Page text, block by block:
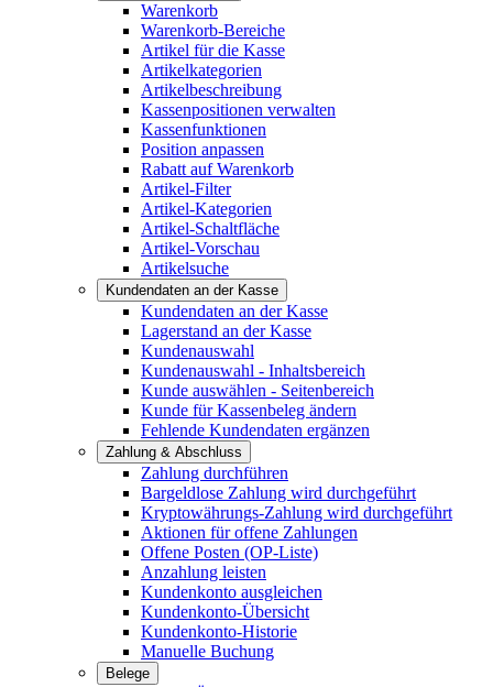
Warenkorb
Warenkorb-Bereiche
Artikel für die Kasse
Artikelkategorien
Artikelbeschreibung
Kassenpositionen verwalten
Kassenfunktionen
Position anpassen
Rabatt auf Warenkorb
Artikel-Filter
Artikel-Kategorien
Artikel-Schaltfläche
Artikel-Vorschau
Artikelsuche
Kundendaten an der Kasse
Kundendaten an der Kasse
Lagerstand an der Kasse
Kundenauswahl
Kundenauswahl - Inhaltsbereich
Kunde auswählen - Seitenbereich
Kunde für Kassenbeleg ändern
Fehlende Kundendaten ergänzen
Zahlung & Abschluss
Zahlung durchführen
Bargeldlose Zahlung wird durchgeführt
Kryptowährungs-Zahlung wird durchgeführt
Aktionen für offene Zahlungen
Offene Posten (OP-Liste)
Anzahlung leisten
Kundenkonto ausgleichen
Kundenkonto-Übersicht
Kundenkonto-Historie
Manuelle Buchung
Belege